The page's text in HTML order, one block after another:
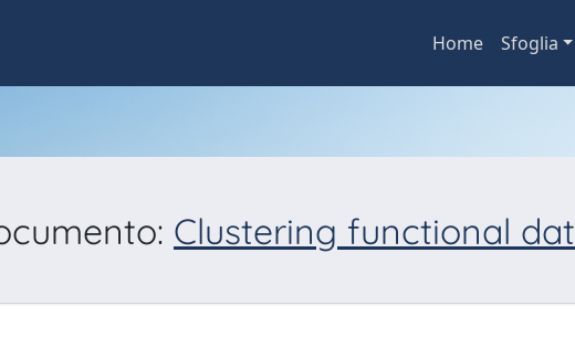
Home Sfoglia
Clustering functional